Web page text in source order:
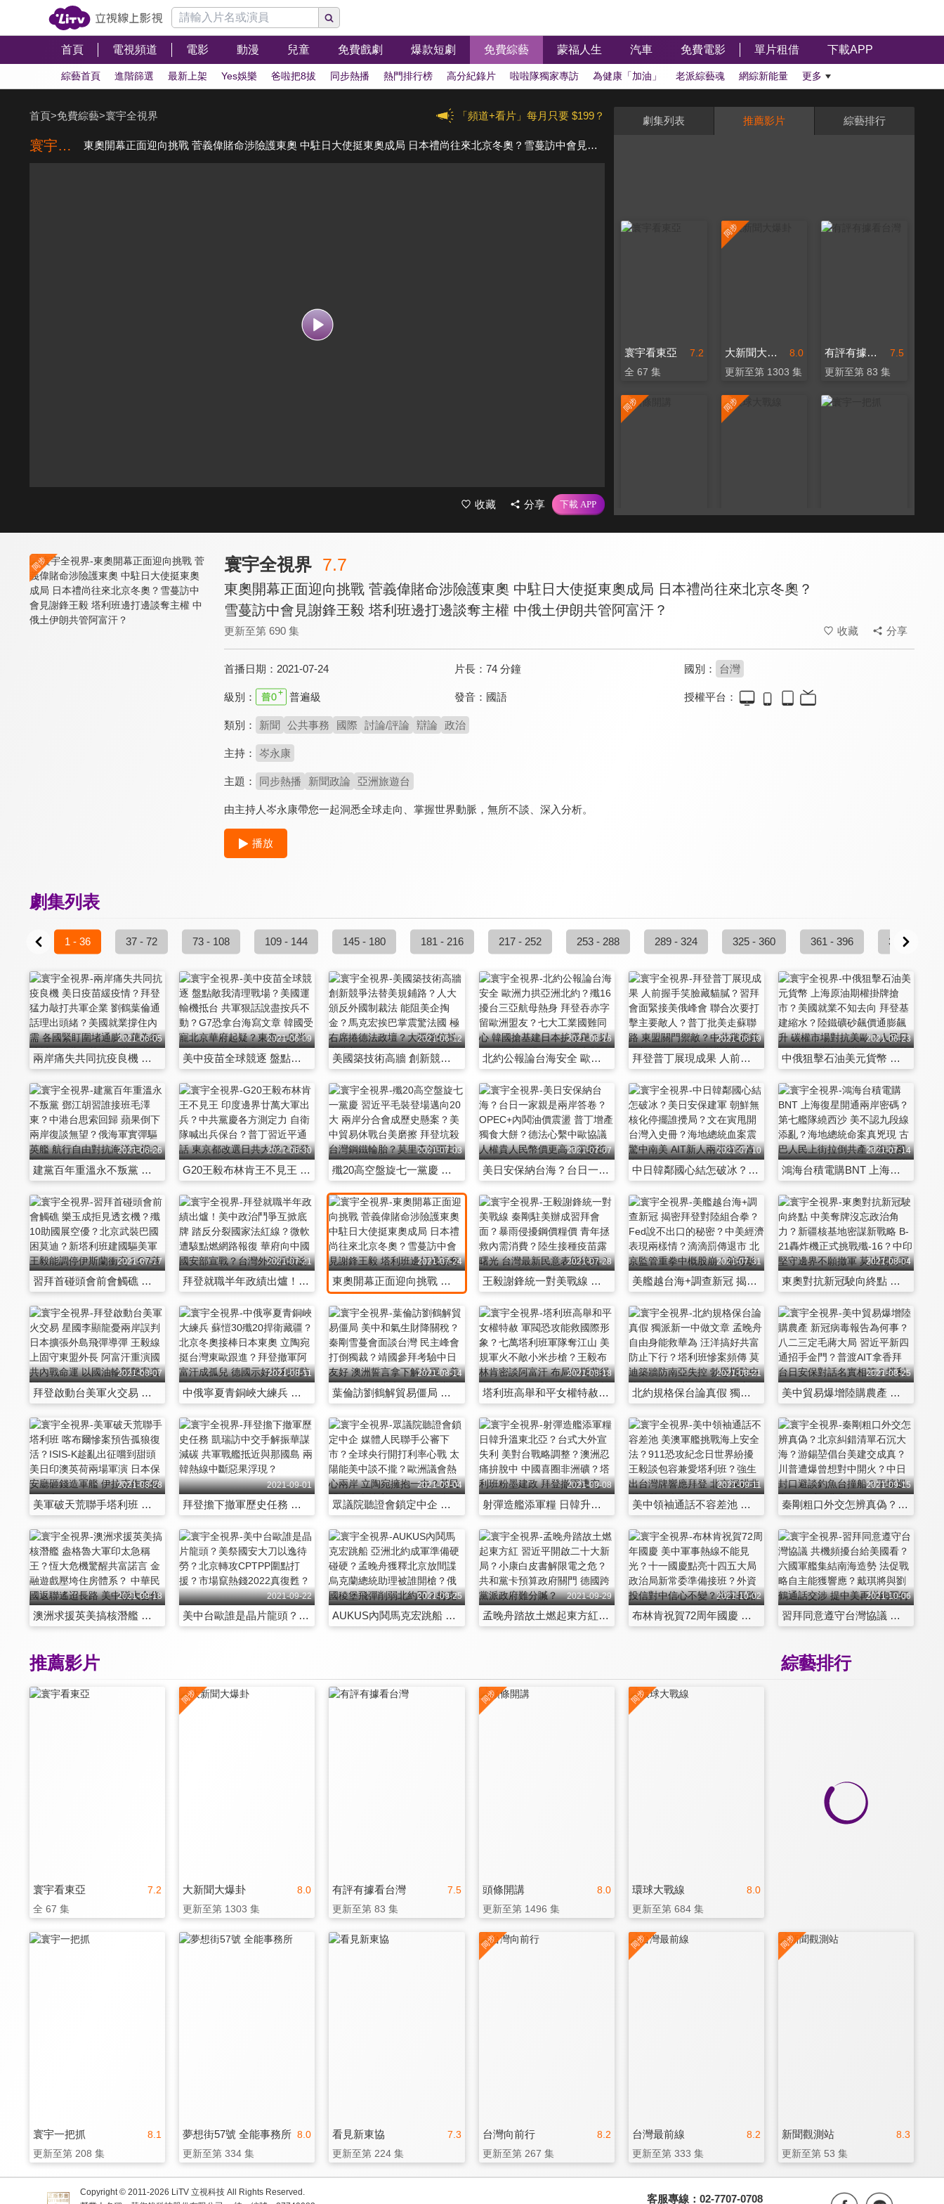
首頁 電視頻道 電影 動漫 兒童 免費戲劇 爆款短劇 免費綜藝 蒙福人生 汽車 免費電影 單片租借 下載APP
綜藝首頁 進階篩選 最新上架 Yes娛樂 爸啦把8拔 同步熱播 熱門排行榜 高分紀錄片 啦啦隊獨家專訪 為健康「加油」 老派綜藝魂 網綜新能量 更多
「頻道+看片」每月只要 $199？
首頁>免費綜藝>寰宇全視界
寰宇全視界 東奧開幕正面迎向挑戰 菅義偉賭命涉險護東奧 中駐日大使挺東奧成局 日本禮尚往來北京冬奧？雪蔓訪中會見謝鋒王毅 塔利班邊打邊談奪主權 中俄土伊朗共管阿富汗？
收藏 分享
劇集列表 推薦影片 綜藝排行
7.2
寰宇看東亞
全 67 集
8.0
大新聞大爆卦
更新至第 1303 集
7.5
有評有據看台灣
更新至第 83 集
8.0 7.3
看見新東協
寰宇全視界 7.7
東奧開幕正面迎向挑戰 菅義偉賭命涉險護東奧 中駐日大使挺東奧成局 日本禮尚往來北京冬奧？
雪蔓訪中會見謝鋒王毅 塔利班邊打邊談奪主權 中俄土伊朗共管阿富汗？
更新至第 690 集 收藏 分享
首播日期： 2021-07-24 片長： 74 分鐘 國別： 台灣
級別： 普遍級 發音： 國語 授權平台：
類別： 新聞 公共事務 國際 討論/評論 辯論 政治
主持： 岑永康
主題： 同步熱播 新聞政論 亞洲旅遊台
由主持人岑永康帶您一起洞悉全球走向、掌握世界動脈，無所不談、深入分析。
播放
劇集列表
1 - 36 37 - 72 73 - 108 109 - 144 145 - 180 181 - 216 217 - 252 253 - 288 289 - 324 325 - 360 361 - 396 397 - 432
2021-06-05
兩岸痛失共同抗疫良機 美日疫苗緩疫情？拜登猛力敲打共軍企業 劉鶴葉倫通話理出頭緒？美國就業撐住內需 各國緊盯圍堵通膨？華為衝破封鎖鴻蒙開花 軟體藍海翻轉蘋果安卓？
2021-06-09
美中疫苗全球競逐 盤點敵我清理戰場？美國運輸機抵台 共軍狠話說盡按兵不動？G7恐拿台海寫文章 韓國受寵北京華府起疑？東奧一息尚存起死回生 各黨緊盯眾院改選？
2021-06-12
美國築技術高牆 創新競爭法替美規鋪路？人大頒反外國制裁法 能阻美企掏金？馬克宏挨巴掌震驚法國 極右席捲德法政壇？大疆微信抖音北美復活 FBI後門APP監控全球？
2021-06-16
北約公報論台海安全 歐洲力拱亞洲北約？殲16擾台三亞航母熱身 拜登吞赤字留歐洲盟友？七大工業國難同心 韓國搶基建日本拚選舉？以色列八黨結盟 強硬派當家對外使拳頭？
2021-06-19
拜登普丁展現成果 人前握手笑臉藏貓膩？習拜會面緊接美俄峰會 聯合次要打擊主要敵人？普丁批美走蘇聯路 東盟關門禦敵？中共黨慶前夕美日練兵 雷根號護航日艦衝台海？
2021-06-23
中俄狙擊石油美元貨幣 上海原油期權掛牌搶市？美國就業不知去向 拜登基建縮水？陸鐵礦砂飆價通膨飆升 碳權市場對抗美歐？人民日報力拱鴻蒙出征 蘇州三代晶片開疆闢土？
2021-06-26
建黨百年重溫永不叛黨 鄧江胡習誰接班毛澤東？中港台思索回歸 蘋果倒下兩岸復談無望？俄海軍實彈驅英艦 航行自由對抗海洋主權？美制裁太陽能企業 綠能成新獵物？
2021-06-30
G20王毅布林肯王不見王 印度邊界廿萬大軍出兵？中共黨慶各方測定力 自衛隊喊出兵保台？普丁習近平通話 東京都改選日共大增？拜登轟炸伊朗民兵 核協議破局流第一滴血？
2021-07-03
殲20高空盤旋七一黨慶 習近平毛裝登場邁向20大 兩岸分合會成歷史懸案？美中貿易休戰台美磨擦 拜登坑殺台灣鋼鐵輪胎？莫里森領軍封鎖麻六甲
2021-07-07
美日安保納台海？台日一家親是兩岸答卷？OPEC+內鬨油價震盪 普丁增產獨食大餅？德法心繫中歐協議 人權貴人民幣價更高？黨慶後滴滴下架 陸企赴美惹到誰？
2021-07-10
中日韓鄰國心結怎破冰？美日安保建軍 朝鮮無核化停擺誰攪局？文在寅甩開台灣入史冊？海地總統血案震驚中南美 AIT新人兩岸肯不肯定？習領導百國政黨高峰會抗拜登多邊
2021-07-14
鴻海台積電購BNT 上海復星開通兩岸密碼？第七艦隊繞西沙 美不認九段線添亂？海地總統命案真兇現 古巴人民上街拉倒共產？梅克爾訪拜登改革歐盟 東歐三海倡議防堵中俄？
2021-07-17
習拜首碰頭會前會觸礁 樂玉成拒見透玄機？殲10助國展空優？北京武裝巴國困莫迪？新塔利班建國驅美軍 王毅能調停伊斯蘭衝突？G7基建搶一帶一路生意？
2021-07-21
拜登就職半年政績出爐！美中政治鬥爭互掀底牌 踏反分裂國家法紅線？微軟遭駭點燃網路報復 華府向中國國安部宣戰？台灣外館插旗波羅的海 立陶宛加入美中俄博奕？
2021-07-24
東奧開幕正面迎向挑戰 菅義偉賭命涉險護東奧 中駐日大使挺東奧成局 日本禮尚往來北京冬奧？雪蔓訪中會見謝鋒王毅 塔利班邊打邊談奪主權 中俄土伊朗共管阿富汗？
2021-07-28
王毅謝鋒統一對美戰線 秦剛駐美辦成習拜會面？暴雨侵擾鋼價糧價 青年拯救內需消費？陸生接種疫苗露曙光 台灣最新民意表態統獨？習思想啟動二十大改造 社會主義排除萬難？
2021-07-31
美艦越台海+調查新冠 揭密拜登對陸組合拳？Fed說不出口的秘密？中美經濟表現兩樣情？滴滴罰傳退市 北京監管重拳中概股崩！航母駛南海彰顯影響力 英國遏制中國沒本事？
2021-08-04
東奧對抗新冠駛向終點 中美奪牌沒忘政治角力？新疆核基地密謀新戰略 B-21轟炸機正式挑戰殲-16？中印堅守邊界不願撤軍 莫迪關島軍演轉攻南海？
2021-08-07
拜登啟動台美軍火交易 星國李顯龍憂兩岸誤判 日本擴張外島飛彈導彈 王毅線上固守東盟外長 阿富汗重演國共內戰命運 以國油輪襲擊案真兇浮現？
2021-08-11
中俄寧夏青銅峽大練兵 蘇愷30殲20捍衛藏疆？北京冬奧接棒日本東奧 立陶宛挺台灣東歐跟進？拜登撤軍阿富汗成孤兒 德國示好塔利班防堵俄中？
2021-08-14
葉倫訪劉鶴解貿易僵局 美中和氣生財降關稅？秦剛雪蔓會面談台灣 民主峰會打倒獨裁？靖國參拜考驗中日友好 澳洲誓言拿下解放軍？美韓軍演英國助威 金正恩射導彈以牙還牙？
2021-08-18
塔利班高舉和平女權特赦 軍閥恐攻能救國際形象？七萬塔利班軍隊奪江山 美規軍火不敵小米步槍？王毅布林肯密談阿富汗 布局伊斯蘭得防東伊運？阿富汗內戰成兩岸借鏡
2021-08-21
北約規格保台論真假 獨派新一中做文章 孟晚舟自由身能救華為 汪洋搞好共富防止下行？塔利班慘案頻傳 莫迪築牆防南亞失控 勃恩斯駐中華府終點頭 普丁武嚇立陶宛送大禮？
2021-08-25
美中貿易爆增陸購農產 新冠病毒報告為何事？八二三定毛蔣大局 習近平新四通招手金門？普渡AIT拿香拜 台日安保對話名實相符？塔利班逼退聯軍急稱王 十萬官兵治理阿富汗？
2021-08-28
美軍破天荒聯手塔利班 喀布爾慘案預告孤狼復活？ISIS-K趁亂出征嚐到甜頭 美日印澳英荷兩場軍演 日本保安廳砸錢造軍艦 伊拉克作東促周邊和解
2021-09-01
拜登擔下撤軍歷史任務 凱瑞訪中交手解振華謀減碳 共軍戰艦抵近與那國島 兩韓熱線中斷惡果浮現？
2021-09-04
眾議院聽證會鎖定中企 媒體人民聯手公審下市？全球央行開打利率心戰 太陽能美中談不攏？歐洲議會熱心兩岸 立陶宛擁抱一中？基民盟綠黨支持度下行 德國聯合政府缺真領導？
2021-09-08
射彈造艦添軍糧 日韓升溫東北亞？台式大外宣失利 美對台戰略調整？澳洲忍痛拚脫中 中國喜圈非洲礦？塔利班粉墨建政 拜登撤軍遭究責？
2021-09-11
美中領袖通話不容差池 美澳軍艦挑戰海上安全法？911恐攻紀念日世界紛擾 王毅談包容兼愛塔利班？強生出台灣牌響應拜登 北京深耕非洲毀譽參半
2021-09-15
秦剛粗口外交怎辨真偽？北京糾錯清單石沉大海？游錫堃倡台美建交成真？川普遭爆曾想對中開火？中日封口避談釣魚台撞船？平壤巡弋飛彈叫醒北京？
2021-09-18
澳洲求援英美搞核潛艦 盎格魯大軍印太急稱王？恆大危機驚醒共富諾言 金融遊戲壓垮住房體系？ 中華民國返聯遙迢長路 美中聯大合作救敏昂萊？
2021-09-22
美中台歐誰是晶片龍頭？美祭國安大刀以逸待勞？北京轉攻CPTPP圍點打援？市場竄熱錢2022真復甦？
2021-09-25
AUKUS內鬨馬克宏跳船 亞洲北約成軍準備硬碰硬？孟晚舟獲釋北京放間諜 烏克蘭總統助理被誰開槍？俄國稜堡飛彈削弱北約軍？梅克爾接班人難扛大旗 台灣釋迦蓮霧遭擋門外
2021-09-29
孟晚舟踏故土燃起東方紅 習近平開啟二十大新局？小康白皮書解限電之危？共和黨卡預算政府關門 德國跨黨派政府難分贓？
2021-10-02
布林肯祝賀72周年國慶 美中軍事熱線不能見光？十一國慶點亮十四五大局 政治局新常委準備接班？外資投信對中信心不變？共富長路青年躺平內卷？習近平賀電預告新方針？
2021-10-06
習拜同意遵守台灣協議 共機頻擾台給美國看？六國軍艦集結南海造勢 法促戰略自主能獲響應？戴琪將與劉鶴通話交涉 提中美再掛鉤釋何訊號？中國攜手塔利班挖礦？
綜藝排行
推薦影片
7.2
寰宇看東亞
全 67 集
8.0
大新聞大爆卦
更新至第 1303 集
7.5
有評有據看台灣
更新至第 83 集
8.0
頭條開講
更新至第 1496 集
8.0
環球大戰線
更新至第 684 集
8.1
寰宇一把抓
更新至第 208 集
8.0
夢想街57號 全能事務所
更新至第 334 集
7.3
看見新東協
更新至第 224 集
8.2
台灣向前行
更新至第 267 集
8.2
台灣最前線
更新至第 333 集
8.3
新聞觀測站
更新至第 53 集
Copyright © 2011-2026 LiTV 立視科技 All Rights Reserved.
客服專線：02-7707-0708